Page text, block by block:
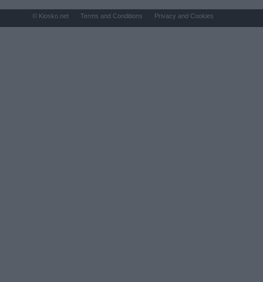
© Kiosko.net Terms and Conditions Privacy and Cookies